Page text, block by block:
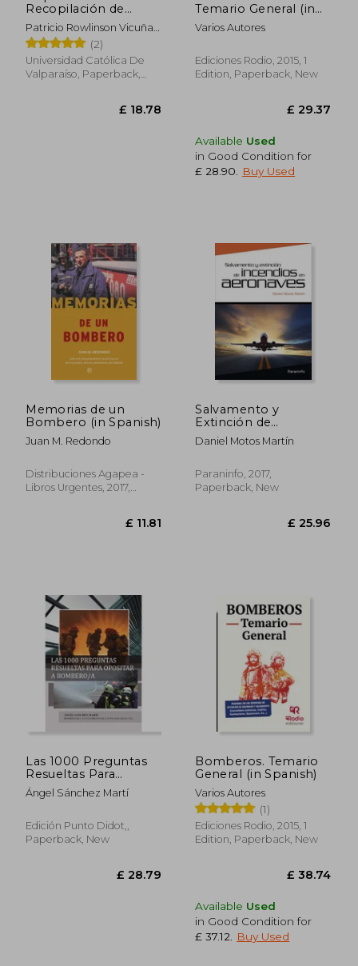
Recopilación de
antecedentes sobre
el origen y la historia
de la actividad
bomberil en Chile y
los 150 años del
Patricio Rowlinson Vicuña;
Horacio Rodríguez Mac
Kenna; Carlos Carvajal
Araya
(2)
Universidad Católica De
Valparaíso, Paperback,
Temario General (in
Spanish)
Varios Autores
Ediciones Rodio, 2015, 1
Edition, Paperback, New
Available Used
in Good Condition for
£ 28.90
Buy Used
Memorias de un
Bombero (in Spanish)
Juan M. Redondo
Distribuciones Agapea -
Libros Urgentes, 2017,
Salvamento y
Extinción de
Incendios en
Aeronaves (in
Daniel Motos Martín
Paraninfo, 2017,
Paperback, New
Las 1000 Preguntas
Resueltas Para
Opositar a
Bomberoaed. 2020
Ángel Sánchez Martí
Edición Punto Didot,,
Paperback, New
Bomberos. Temario
General (in Spanish)
Varios Autores
(1)
Ediciones Rodio, 2015, 1
Edition, Paperback, New
Available Used
in Good Condition for
£ 37.12
Buy Used